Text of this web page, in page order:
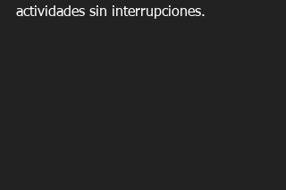
actividades sin interrupciones.